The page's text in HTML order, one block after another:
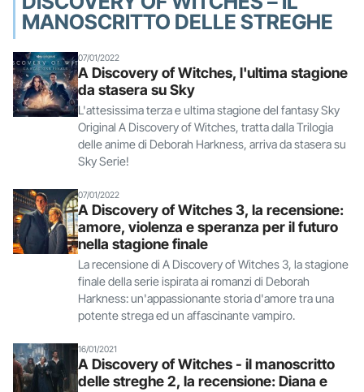
MANOSCRITTO DELLE STREGHE
07/01/2022
A Discovery of Witches, l'ultima stagione
da stasera su Sky
L'attesissima terza e ultima stagione del fantasy Sky
Original A Discovery of Witches, tratta dalla Trilogia
delle anime di Deborah Harkness, arriva da stasera su
Sky Serie!
07/01/2022
A Discovery of Witches 3, la recensione:
amore, violenza e speranza per il futuro
nella stagione finale
La recensione di A Discovery of Witches 3, la stagione
finale della serie ispirata ai romanzi di Deborah
Harkness: un'appassionante storia d'amore tra una
potente strega ed un affascinante vampiro.
16/01/2021
A Discovery of Witches - il manoscritto
delle streghe 2, la recensione: Diana e